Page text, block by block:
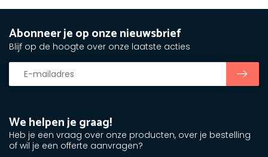
We helpen je graag!
Heb je een vraag over onze producten, over je bestelling
of wil je een offerte aanvragen?
Abonneer je op onze nieuwsbrief
Blijf op de hoogte over onze laatste acties